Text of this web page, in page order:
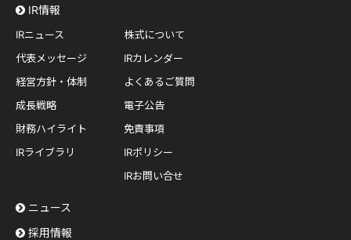
IR情報
IRニュース
代表メッセージ
経営方針・体制
成長戦略
財務ハイライト
IRライブラリ
株式について
IRカレンダー
よくあるご質問
電子公告
免責事項
IRポリシー
IRお問い合せ
ニュース
採用情報